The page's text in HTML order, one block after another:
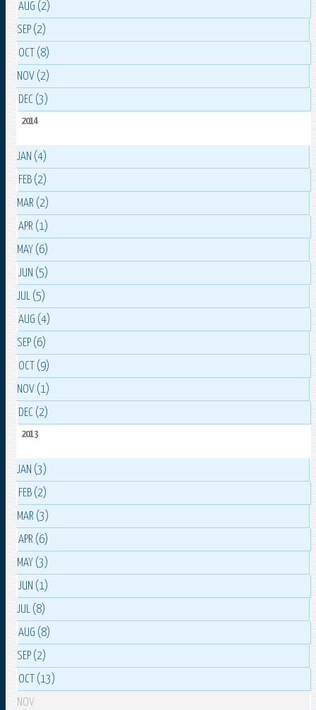
AUG (2)
SEP (2)
OCT (8)
NOV (2)
DEC (3)
2014
JAN (4)
FEB (2)
MAR (2)
APR (1)
MAY (6)
JUN (5)
JUL (5)
AUG (4)
SEP (6)
OCT (9)
NOV (1)
DEC (2)
2013
JAN (3)
FEB (2)
MAR (3)
APR (6)
MAY (3)
JUN (1)
JUL (8)
AUG (8)
SEP (2)
OCT (13)
NOV